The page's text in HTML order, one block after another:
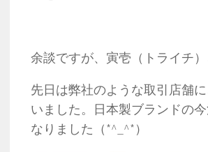
余談ですが、寅壱（トライチ
先日は弊社のような取引店舗
いました。日本製ブランドの
なりました（*^_^*）